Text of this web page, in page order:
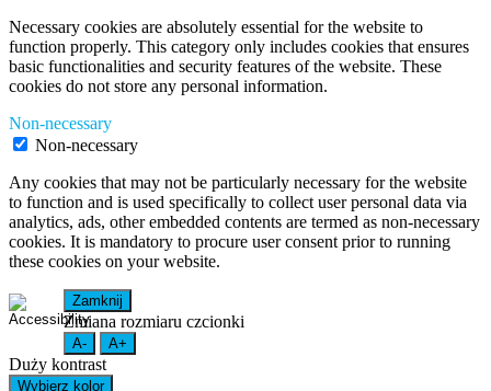
Necessary cookies are absolutely essential for the website to
function properly. This category only includes cookies that ensures
basic functionalities and security features of the website. These
cookies do not store any personal information.
Non-necessary
Non-necessary
Any cookies that may not be particularly necessary for the website
to function and is used specifically to collect user personal data via
analytics, ads, other embedded contents are termed as non-necessary
cookies. It is mandatory to procure user consent prior to running
these cookies on your website.
Zamknij
Zmiana rozmiaru czcionki
A- A+
Duży kontrast
Wybierz kolor